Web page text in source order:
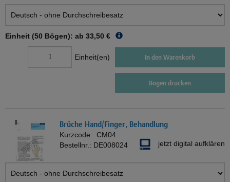
Einheit (50 Bögen): ab 33,50 €
Einheit(en) In den Warenkorb
Bogen drucken
Brüche Hand/Finger, Behandlung
Kurzcode: CM04
Bestellnr.: DE008024 jetzt digital aufklären